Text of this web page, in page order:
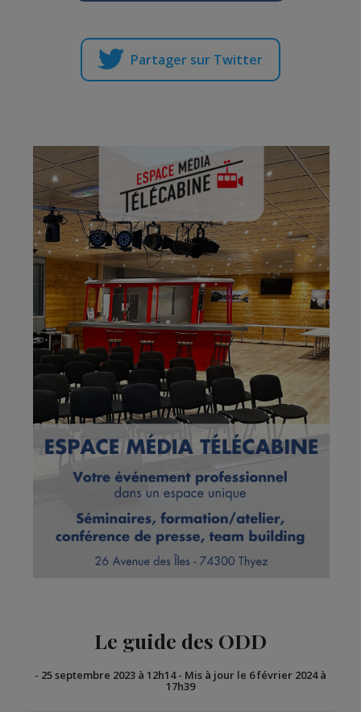
Partager sur Twitter
Le guide des ODD
- 25 septembre 2023 à 12h14- Mis à jour le 6 février 2024 à
17h39